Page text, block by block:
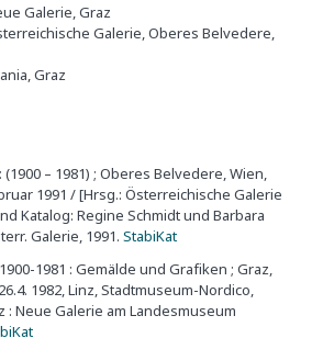
Galerie, Graz
Galerie, Oberes Belvedere,
Graz
– 1981) ; Oberes Belvedere, Wien,
1991 / [Hrsg.: Österreichische Galerie
Katalog: Regine Schmidt und Barbara
Galerie, 1991. StabiKat
1981 : Gemälde und Grafiken ; Graz,
1982, Linz, Stadtmuseum-Nordico,
: Neue Galerie am Landesmuseum